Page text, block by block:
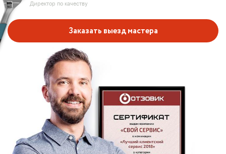
Директор по качеству
Заказать выезд мастера